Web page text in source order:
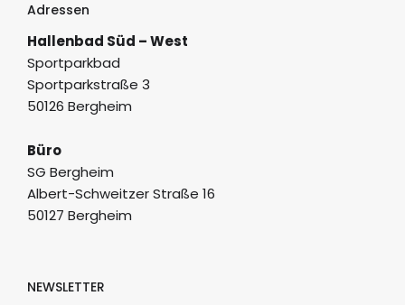
Adressen
Hallenbad Süd – West
Sportparkbad
Sportparkstraße 3
50126 Bergheim
Büro
SG Bergheim
Albert-Schweitzer Straße 16
50127 Bergheim
NEWSLETTER